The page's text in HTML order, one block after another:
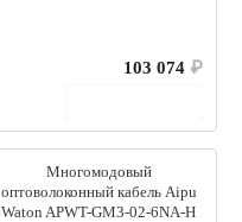
103 074 ₽
Многомодовый
оптоволоконный кабель Aipu
Waton APWT-GM3-02-6NA-H